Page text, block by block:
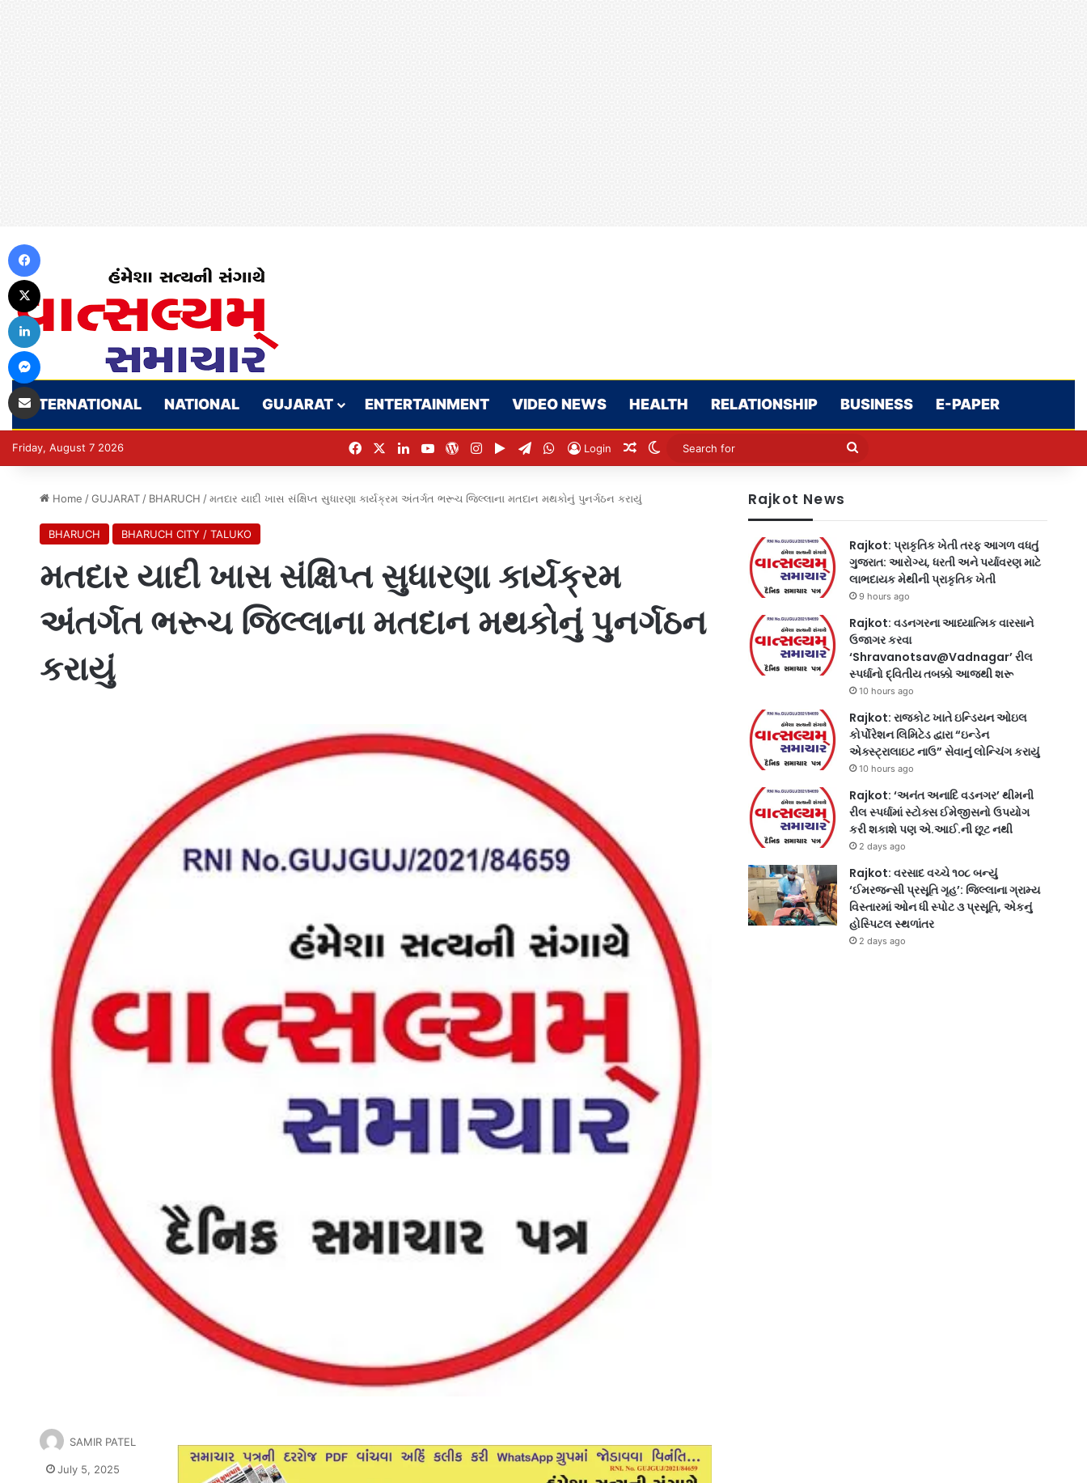
INTERNATIONAL NATIONAL GUJARAT ENTERTAINMENT VIDEO NEWS HEALTH RELATIONSHIP BUSINESS E-PAPER
Friday, August 7 2026 FacebookLinkedInYouTubeWordPress
Instagram
Google Play
Telegram
WhatsApp
Login Random Article
Switch skin
Search
Home / GUJARAT / BHARUCH / મતદાર યાદી ખાસ સંક્ષિપ્ત સુધારણા કાર્યક્રમ અંતર્ગત ભરૂચ જિલ્લાના મતદાન મથકોનું પુનર્ગઠન કરાયું
BHARUCH BHARUCH CITY / TALUKO
મતદાર યાદી ખાસ સંક્ષિપ્ત સુધારણા કાર્યક્રમ
અંતર્ગત ભરૂચ જિલ્લાના મતદાન મથકોનું પુનર્ગઠન
કરાયું
SAMIR PATEL
July 5, 2025
Rajkot News
Rajkot: પ્રાકૃતિક ખેતી તરફ આગળ વધતું
ગુજરાત: આરોગ્ય, ધરતી અને પર્યાવરણ માટે
લાભદાયક મેથીની પ્રાકૃતિક ખેતી
9 hours ago
Rajkot: વડનગરના આધ્યાત્મિક વારસાને
ઉજાગર કરવા
‘Shravanotsav@Vadnagar’ રીલ
સ્પર્ધાનો દ્વિતીય તબક્કો આજથી શરૂ
10 hours ago
Rajkot: રાજકોટ ખાતે ઇન્ડિયન ઓઇલ
કોર્પોરેશન લિમિટેડ દ્વારા “ઇન્ડેન
એક્સ્ટ્રાલાઇટ નાઉ” સેવાનું લોન્ચિંગ કરાયું
10 hours ago
Rajkot: ‘અનંત અનાદિ વડનગર’ થીમની
રીલ સ્પર્ધામાં સ્ટોક્સ ઈમેજીસનો ઉપયોગ
કરી શકાશે પણ એ.આઈ.ની છૂટ નથી
2 days ago
Rajkot: વરસાદ વચ્ચે ૧૦૮ બન્યું
‘ઈમરજન્સી પ્રસૂતિ ગૃહ’: જિલ્લાના ગ્રામ્ય
વિસ્તારમાં ઓન ધી સ્પોટ ૩ પ્રસૂતિ, એકનું
હોસ્પિટલ સ્થળાંતર
2 days ago
LinkedIn